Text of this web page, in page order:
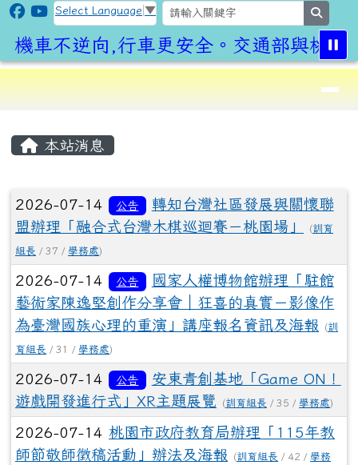
跳至主內容區
CLPS Site
Select Language ▼
機車不逆向,行車更安全。交通部與桃園
⏸
導覽列
本站消息
文章列表
2026-07-14 公告
轉知台灣社區發展與關懷聯
盟辦理「融合式台灣木棋巡迴賽－桃園場」
(訓育
組長 / 37 / 學務處)
2026-07-14 公告
國家人權博物館辦理「駐館
藝術家陳逸堅創作分享會｜狂喜的真實－影像作
為臺灣國族心理的重演」講座報名資訊及海報
(訓
育組長 / 31 / 學務處)
2026-07-14 公告
安東青創基地「Game ON！
遊戲開發進行式」XR主題展覽
(訓育組長 / 35 / 學務處)
2026-07-14 桃園市政府教育局辦理「115年教
師節敬師徵稿活動」辦法及海報
(訓育組長 / 42 / 學務